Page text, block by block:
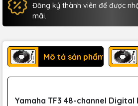
Đăng ký thành viên để được
mãi.
Mô tả sản phẩm
Yamaha TF3 48-channel